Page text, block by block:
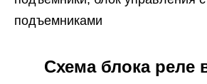
подъемниками
Схема блока реле